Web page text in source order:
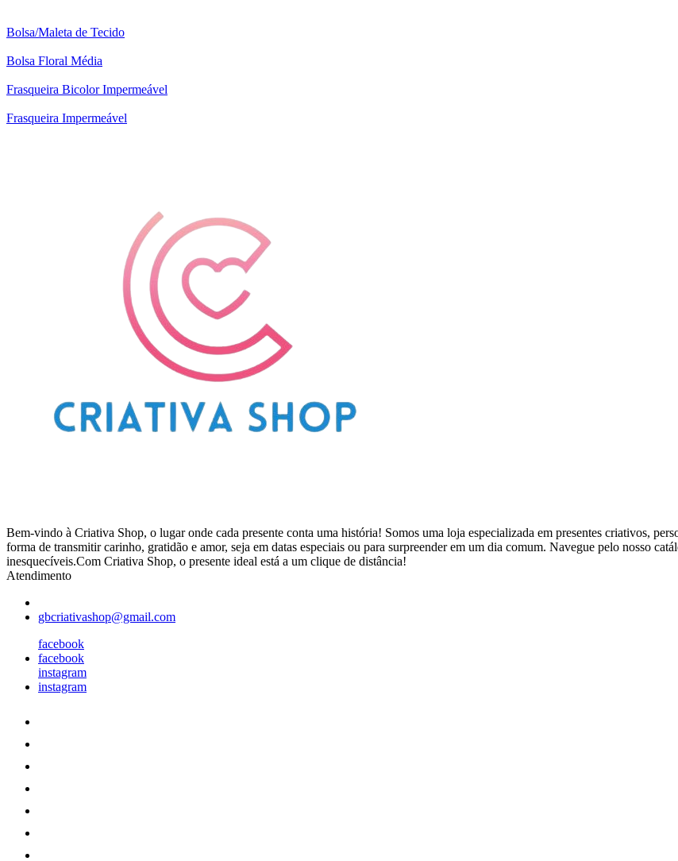
Bolsa/Maleta de Tecido
Bolsa Floral Média
Frasqueira Bicolor Impermeável
Frasqueira Impermeável
Bem-vindo à Criativa Shop, o lugar onde cada presente conta uma história! Somos uma loja especializada em presentes criativos,
forma de transmitir carinho, gratidão e amor, seja em datas especiais ou para surpreender em um dia comum. Navegue pelo nosso
inesquecíveis.Com Criativa Shop, o presente ideal está a um clique de distância!
Atendimento
gbcriativashop@gmail.com
facebook
facebook
instagram
instagram